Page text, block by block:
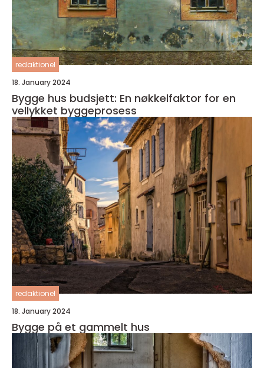
redaktionel
18. January 2024
Bygge hus budsjett: En nøkkelfaktor for en
vellykket byggeprosess
redaktionel
18. January 2024
Bygge på et gammelt hus